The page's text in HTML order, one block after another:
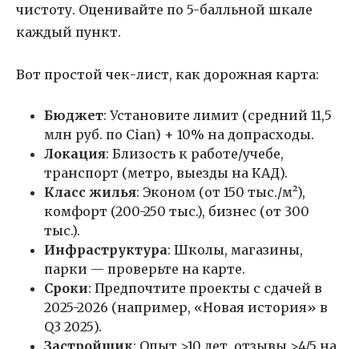
чистоту. Оценивайте по 5-балльной шкале
каждый пункт.
Вот простой чек-лист, как дорожная карта:
Бюджет: Установите лимит (средний 11,5
млн руб. по Cian) + 10% на допрасходы.
Локация: Близость к работе/учебе,
транспорт (метро, выезды на КАД).
Класс жилья: Эконом (от 150 тыс./м²),
комфорт (200-250 тыс.), бизнес (от 300
тыс.).
Инфраструктура: Школы, магазины,
парки — проверьте на карте.
Сроки: Предпочтите проекты с сдачей в
2025-2026 (например, «Новая история» в
Q3 2025).
Застройщик: Опыт >10 лет, отзывы >4/5 на